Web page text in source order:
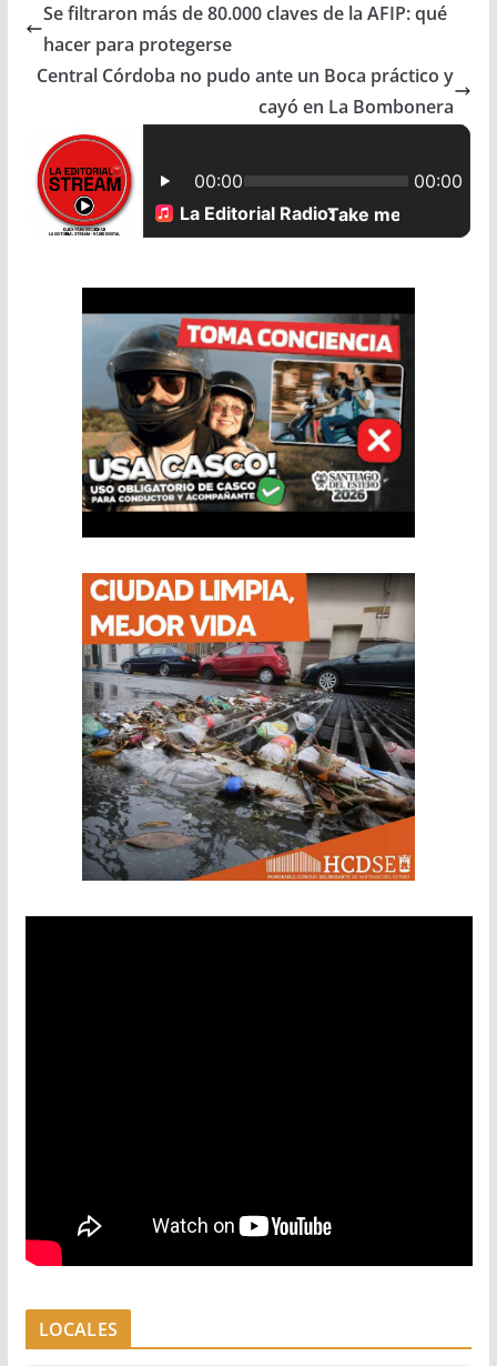
e
b
o
k
t
i
r
Se filtraron más de 80.000 claves de la AFIP: qué
hacer para protegerse
Central Córdoba no pudo ante un Boca práctico y
cayó en La Bombonera
LOCALES